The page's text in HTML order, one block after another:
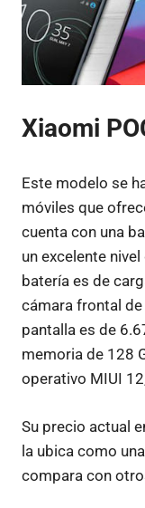
Xiaomi
Este modelo se
móviles que
cuenta con una
un excelente
batería es de
cámara frontal de
pantalla es de
memoria de 128
operativo MIUI
Su precio actual
la ubica como
compara con